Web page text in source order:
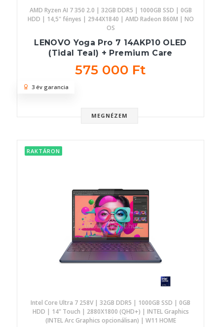
AMD Ryzen AI 7 350 2.0 | 32GB DDR5 | 1000GB SSD | 0GB
HDD | 14,5" fényes | 2944X1840 | AMD Radeon 860M | NO
OS
LENOVO Yoga Pro 7 14AKP10 OLED
(Tidal Teal) + Premium Care
575 000 Ft
MEGNÉZEM
3 év garancia
RAKTÁRON
Intel Core Ultra 7 258V | 32GB DDR5 | 1000GB SSD | 0GB
HDD | 14" Touch | 2880X1800 (QHD+) | INTEL Graphics
(INTEL Arc Graphics opcionálisan) | W11 HOME